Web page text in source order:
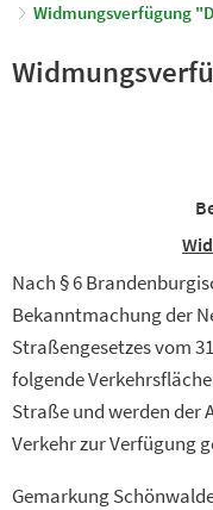
Widmungsverfügung
Nach § 6
Bekanntmachung der
Straßengesetzes vom
folgende
Straße und werden der
Verkehr zur Verfügung
Gemarkung